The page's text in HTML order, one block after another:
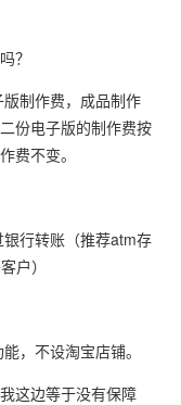
？
制作费，成品制作
份电子版的制作费按
费不变。
行转账（推荐atm存
户）
，不设淘宝店铺。
这边等于没有保障